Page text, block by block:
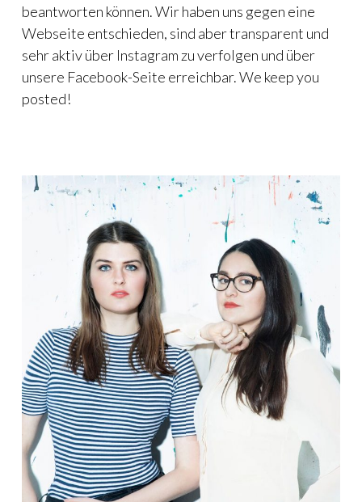
beantworten können. Wir haben uns gegen eine
Webseite entschieden, sind aber transparent und
sehr aktiv über Instagram zu verfolgen und über
unsere Facebook-Seite erreichbar. We keep you
posted!